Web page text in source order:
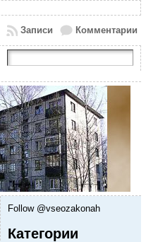
Комментарии
Записи
Follow @vseozakonah
Категории